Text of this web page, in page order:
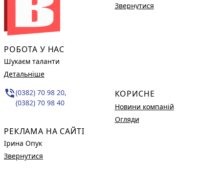
РОБОТА У НАС
Шукаєм таланти
Детальніше
phone_in_talk(0382) 70 98 20,
(0382) 70 98 40
РЕКЛАМА НА САЙТІ
Ірина Опук
Звернутися
Звернутися
КОРИСНЕ
Новини компаній
Огляди